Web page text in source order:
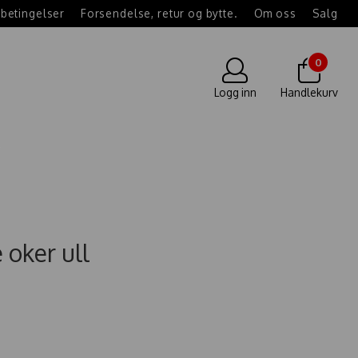
Forsendelse, retur og bytte. Om oss Salg
Logg inn
0
Handlekurv
oker ull